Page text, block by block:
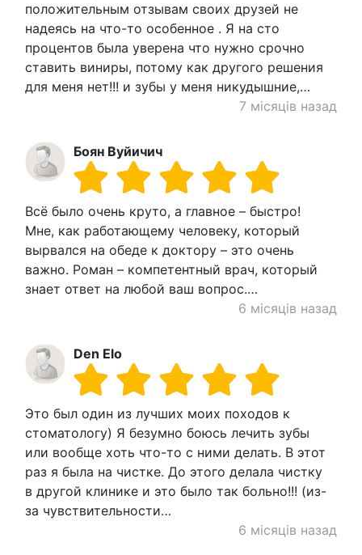
положительным отзывам своих друзей не
надеясь на что-то особенное . Я на сто
процентов была уверена что нужно срочно
ставить виниры, потому как другого решения
для меня нет!!! и зубы у меня никудышние,…
7 місяців назад
Боян Вуйичич
Всё было очень круто, а главное – быстро!
Мне, как работающему человеку, который
вырвался на обеде к доктору – это очень
важно. Роман – компетентный врач, который
знает ответ на любой ваш вопрос.…
6 місяців назад
Den Elo
Это был один из лучших моих походов к
стоматологу) Я безумно боюсь лечить зубы
или вообще хоть что-то с ними делать. В этот
раз я была на чистке. До этого делала чистку
в другой клинике и это было так больно!!! (из-
за чувствительности…
6 місяців назад